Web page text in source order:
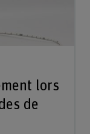
lors
de